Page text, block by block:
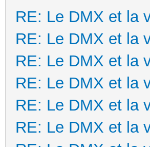
RE: Le DMX et la
RE: Le DMX et la
RE: Le DMX et la
RE: Le DMX et la
RE: Le DMX et la
RE: Le DMX et la